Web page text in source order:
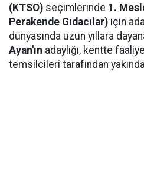
(KTSO) seçimlerinde 1.
Perakende Gıdacılar) için
dünyasında uzun yıllara
Ayan'ın adaylığı, kentte
temsilcileri tarafından